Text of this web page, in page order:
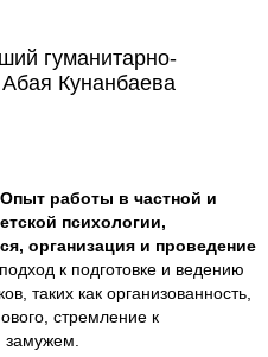
гуманитарно-
Кунанбаева
работы в частной и
психологии,
организация и проведение
к подготовке и ведению
таких как организованность,
стремление к